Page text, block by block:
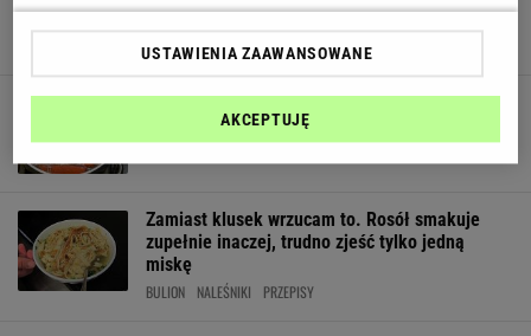
momencie. Inaczej cały gar pójdzie do kosza
GOTOWANIE LIŚCIE LAUROWE ROSÓŁ
Nie filet, nie skrzydełka. Wrzucam to mięso do
garnka i mam kolagenowy rosół jak u babci
Zamiast klusek wrzucam to. Rosół smakuje
zupełnie inaczej, trudno zjeść tylko jedną
miskę
BULION NALEŚNIKI PRZEPISY
USTAWIENIA ZAAWANSOWANE
AKCEPTUJĘ